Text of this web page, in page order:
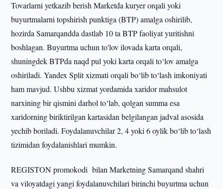
Tovarlarni yetkazib berish Marketda kuryer orqali yoki
buyurtmalarni topshirish punktiga (BTP) amalga oshirilib,
hozirda Samarqandda dastlab 10 ta BTP faoliyat yuritishni
boshlagan. Buyurtma uchun to'lov ilovada karta orqali,
shuningdek BTPda naqd pul yoki karta orqali to‘lov amalga
oshiriladi. Yandex Split xizmati orqali bo‘lib to‘lash imkoniyati
ham mavjud. Ushbu xizmat yordamida xaridor mahsulot
narxining bir qismini darhol to‘lab, qolgan summa esa
xaridorning biriktirilgan kartasidan belgilangan jadval asosida
yechib boriladi. Foydalanuvchilar 2, 4 yoki 6 oylik bo‘lib to‘lash
tizimidan foydalanishlari mumkin.
REGISTON promokodi bilan Marketning Samarqand shahri
va viloyatdagi yangi foydalanuvchilari birinchi buyurtma uchun